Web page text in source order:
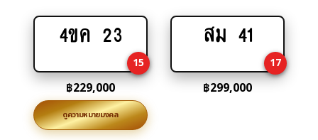
Add
cart
4ขค 23
15
฿229,000
ดูความหมายมงคล
cart
สม 41
17
฿299,000